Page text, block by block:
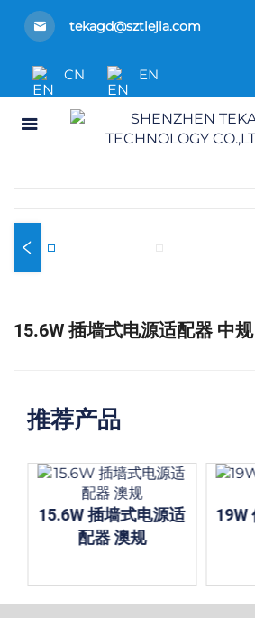
tekagd@sztiejia.com
CN EN
15.6W 插墙式电源适配器 中规
推荐产品
15.6W 插墙式电源适
配器 澳规
19W